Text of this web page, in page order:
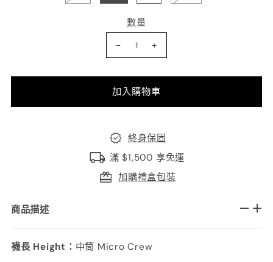
數量
-
+
終身保固
滿 $1,500 享免運
加購禮盒包裝
商品描述
襪長 Height： 中筒 Micro Crew